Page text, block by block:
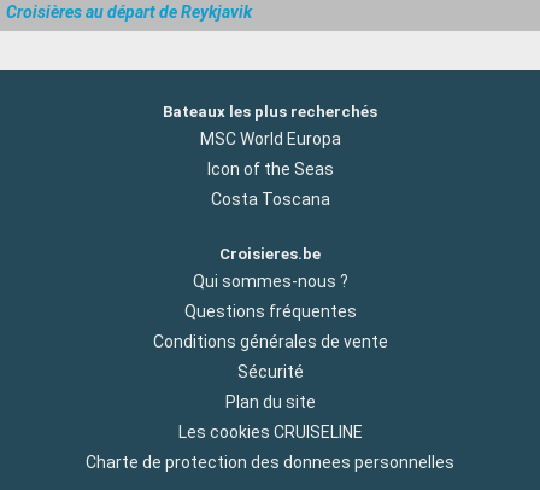
Croisières au départ de Reykjavik
Bateaux les plus recherchés
MSC World Europa
Icon of the Seas
Costa Toscana
Croisieres.be
Qui sommes-nous ?
Questions fréquentes
Conditions générales de vente
Sécurité
Plan du site
Les cookies CRUISELINE
Charte de protection des donnees personnelles